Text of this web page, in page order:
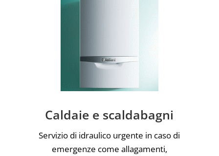
Caldaie e scaldabagni
Servizio di idraulico urgente in caso di
emergenze come allagamenti,